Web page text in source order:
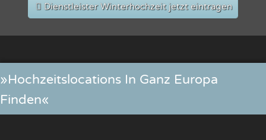
Dienstleister Winterhochzeit jetzt eintragen
»Hochzeitslocations In Ganz Europa
Finden«